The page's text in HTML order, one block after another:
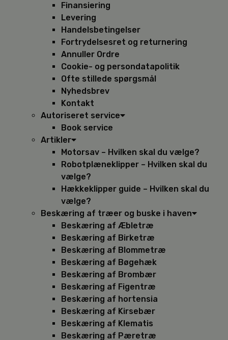
Finansiering
Levering
Handelsbetingelser
Fortrydelsesret og returnering
Annuller Ordre
Cookie- og persondatapolitik
Ofte stillede spørgsmål
Nyhedsbrev
Kontakt
Autoriseret service
Book service
Artikler
Motorsav – Hvilken skal du vælge?
Robotplæneklipper – Hvilken skal du
vælge?
Hækkeklipper guide – Hvilken skal du
vælge?
Beskæring af træer og buske i haven
Beskæring af Æbletræ
Beskæring af Birketræ
Beskæring af Blommetræ
Beskæring af Bøgehæk
Beskæring af Brombær
Beskæring af Figentræ
Beskæring af hortensia
Beskæring af Kirsebær
Beskæring af Klematis
Beskæring af Pæretræ